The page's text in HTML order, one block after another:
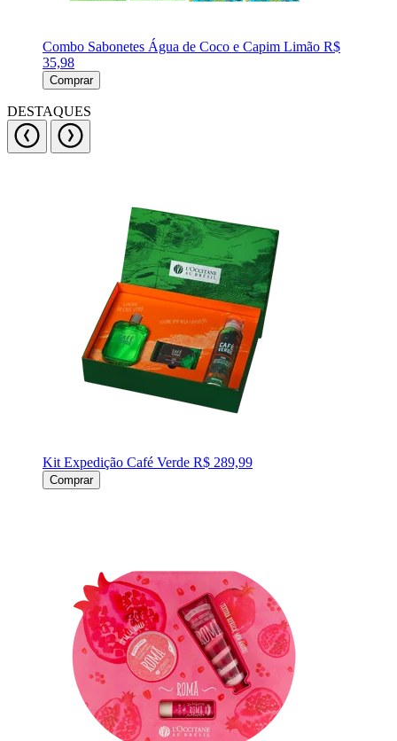
Combo Sabonetes Água de Coco e Capim Limão R$
35,98
Comprar
DESTAQUES
Kit Expedição Café Verde R$ 289,99
Comprar